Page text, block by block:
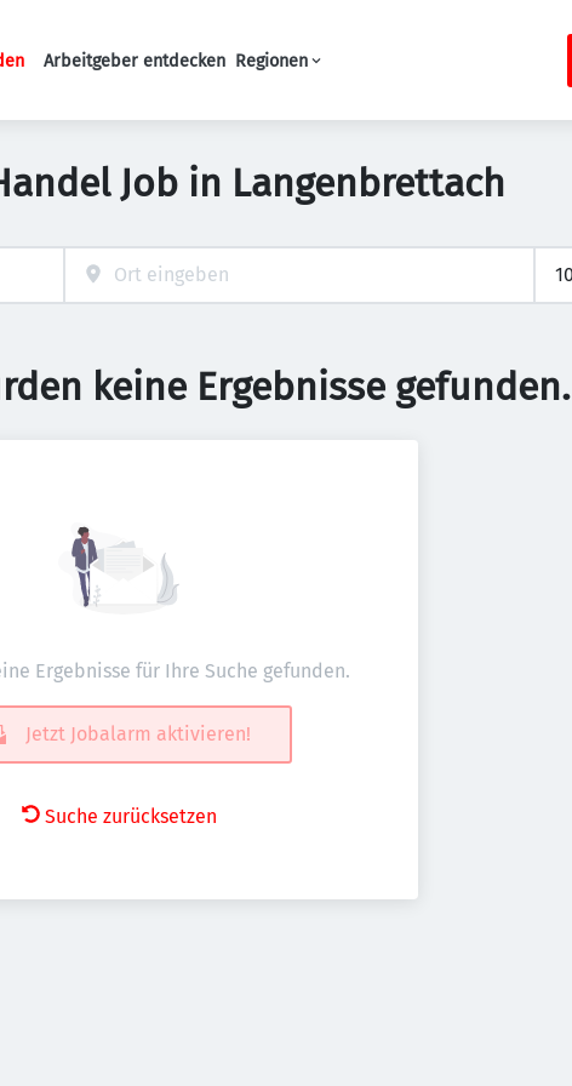
Haupt-Navigation
Arbeitgeber entdecken Regionen
Job in Langenbrettach
keine Ergebnisse gefunden.
Ergebnisse für Ihre Suche gefunden.
Jetzt Jobalarm aktivieren!
Suche zurücksetzen